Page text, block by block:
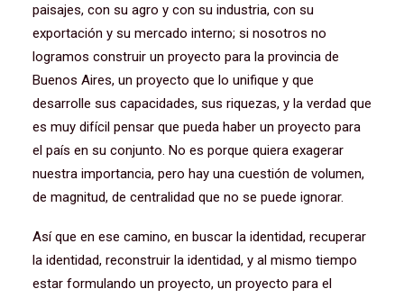
paisajes, con su agro y con su industria, con su
exportación y su mercado interno; si nosotros no
logramos construir un proyecto para la provincia de
Buenos Aires, un proyecto que lo unifique y que
desarrolle sus capacidades, sus riquezas, y la verdad que
es muy difícil pensar que pueda haber un proyecto para
el país en su conjunto. No es porque quiera exagerar
nuestra importancia, pero hay una cuestión de volumen,
de magnitud, de centralidad que no se puede ignorar.
Así que en ese camino, en buscar la identidad, recuperar
la identidad, reconstruir la identidad, y al mismo tiempo
estar formulando un proyecto, un proyecto para el